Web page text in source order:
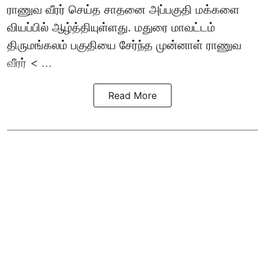
ராணுவ வீரர் செய்த சாதனை அப்பகுதி மக்களை
வியப்பில் ஆழ்த்தியுள்ளது. மதுரை மாவட்டம்
திருமங்கலம் பகுதியை சேர்ந்த முன்னாள் ராணுவ
வீரர் < ...
Read More